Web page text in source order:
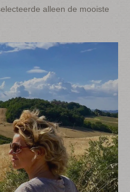
alleen de mooiste